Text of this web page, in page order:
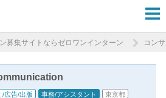
募集サイトならゼロワンインターン コン
/広告/出版 事務/アシスタント
東京都